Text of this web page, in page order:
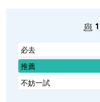
1
必去
推薦
不妨一試